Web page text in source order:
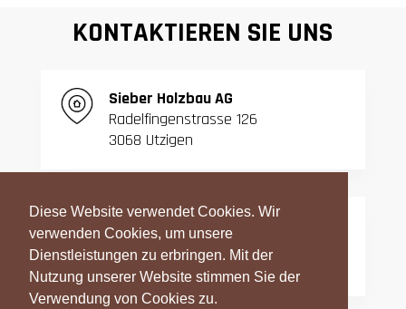
Diese Website verwendet Cookies. Wir
verwenden Cookies, um unsere
Dienstleistungen zu erbringen. Mit der
Nutzung unserer Website stimmen Sie der
Verwendung von Cookies zu.
KONTAKTIEREN SIE UNS
Sieber Holzbau AG
Radelfingenstrasse 126
3068 Utzigen
T:031 839 06 27
031 839 42 23